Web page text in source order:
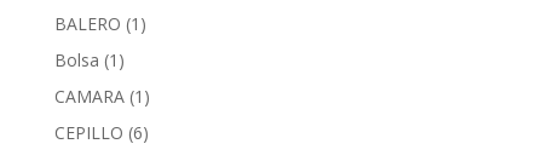
BALERO (1)
Bolsa (1)
CAMARA (1)
CEPILLO (6)